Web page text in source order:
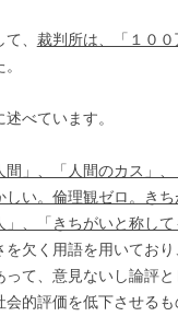
、 裁判所は、「１０
べています。
間」、「人間のカス」
い。倫理観ゼロ。きち
」、「きちがいと称して
欠く用語を用いてお
て、意見ないし論評
的評価を低下させる